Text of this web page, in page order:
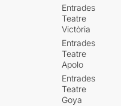
Entrades
Teatre
Victòria
Entrades
Teatre
Apolo
Entrades
Teatre
Goya